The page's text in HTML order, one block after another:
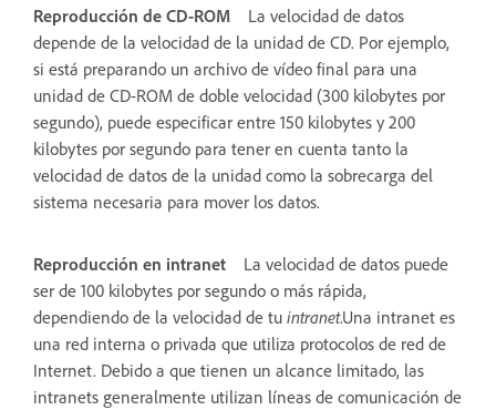
Reproducción de CD-ROM
La velocidad de datos
depende de la velocidad de la unidad de CD. Por ejemplo,
si está preparando un archivo de vídeo final para una
unidad de CD-ROM de doble velocidad (300 kilobytes por
segundo), puede especificar entre 150 kilobytes y 200
kilobytes por segundo para tener en cuenta tanto la
velocidad de datos de la unidad como la sobrecarga del
sistema necesaria para mover los datos.
Reproducción en intranet
La velocidad de datos puede
ser de 100 kilobytes por segundo o más rápida,
dependiendo de la velocidad de tu intranet.Una intranet es
una red interna o privada que utiliza protocolos de red de
Internet. Debido a que tienen un alcance limitado, las
intranets generalmente utilizan líneas de comunicación de